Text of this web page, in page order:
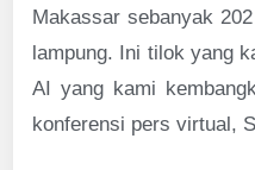
Makassar sebanyak
lampung. Ini tilok yang
AI yang kami
konferensi pers virtual,